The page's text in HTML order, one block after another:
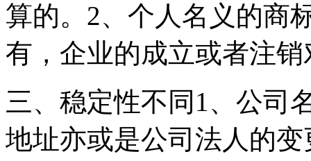
算的。2、个人名义的商
有，企业的成立或者注
三、稳定性不同1、公司
地址亦或是公司法人的